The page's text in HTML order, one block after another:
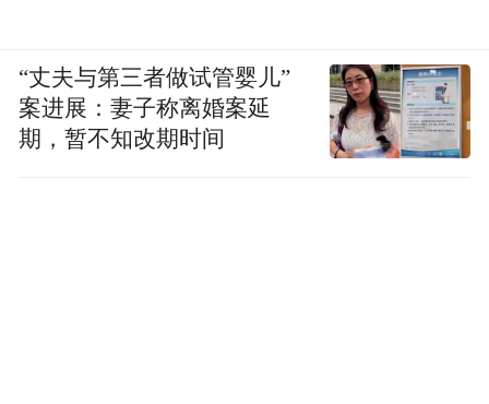
“丈夫与第三者做试管婴儿”
案进展：妻子称离婚案延
期，暂不知改期时间